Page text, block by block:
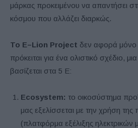
μάρκας προκειμένου να απαντήσει
κόσμου που αλλάζει διαρκώς.
Το E–Lion Project δεν αφορά μόνο
πρόκειται για ένα ολιστικό σχέδιο,
βασίζεται στα 5 Ε:
Ecosystem: το οικοσύστημα
μας εξελίσσεται με την χρήση
(πλατφόρμα εξέλιξης ηλεκτρικών